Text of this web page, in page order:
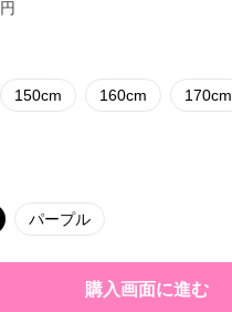
円
150cm 160cm 170cm
パープル
購入画面に進む